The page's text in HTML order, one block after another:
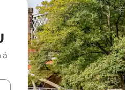
á